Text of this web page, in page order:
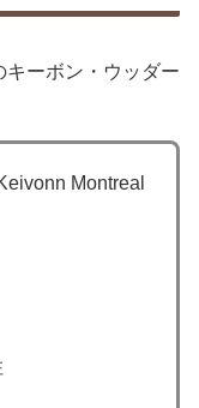
ーボン・ウッダー
Montreal